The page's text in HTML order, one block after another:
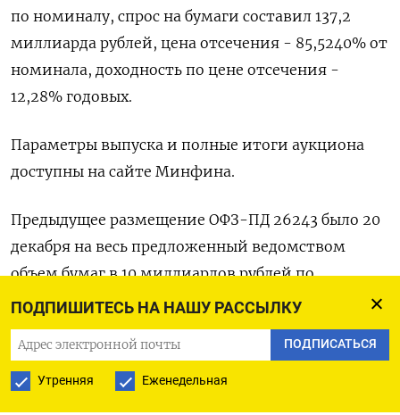
ПОДПИШИТЕСЬ НА НАШУ РАССЫЛКУ
ПОДПИСАТЬСЯ
Утренняя Еженедельная
по номиналу, спрос на бумаги составил 137,2
миллиарда рублей, цена отсечения - 85,5240% от
номинала, доходность по цене отсечения -
12,28% годовых.
Параметры выпуска и полные итоги аукциона
доступны на сайте Минфина.
Предыдущее размещение ОФЗ-ПД 26243 было 20
декабря на весь предложенный ведомством
объем бумаг в 10 миллиардов рублей по
номинальной стоимости под 12% годовых при
спросе 24,3 миллиарда рублей. (Московское
бюро)